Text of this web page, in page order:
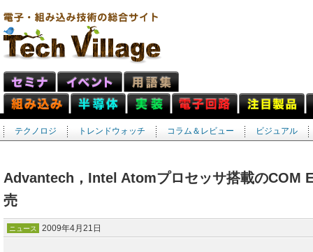
テクノロジ トレンドウォッチ コラム＆レビュー ビジュアル
Advantech，Intel Atomプロセッサ搭載のCOM
売
ニュース 2009年4月21日